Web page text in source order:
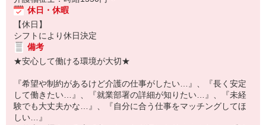
休日・休暇
【休日】
シフトにより休日決定
備考
★安心して働ける環境が大切★
『希望や制約があるけど介護の仕事がしたい…』、『長く安定
して働きたい…』、『就業部署の詳細が知りたい…』、『未経
験でも大丈夫かな…』、『自分に合う仕事をマッチングしてほ
しい…』